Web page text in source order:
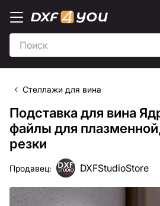
Стеллажи для вина
Подставка для вина
файлы для
резки
Продавец: DXFStudioStore